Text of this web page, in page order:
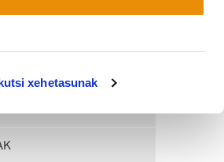
xehetasunak
da